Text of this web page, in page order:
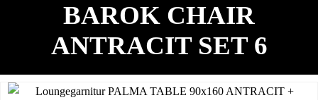
BAROK CHAIR
ANTRACIT SET 6